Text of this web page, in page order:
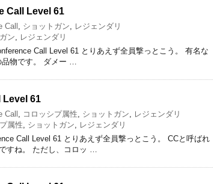
Call Level 61
Call , ショットガン, レジェンダリ
ン, レジェンダリ
Call Level 61 とりあえず全員撃っとこう。 有名な
品物です。 ダメー …
Level 61
Call , コロッシプ属性, ショットガン, レジェンダリ
属性, ショットガン, レジェンダリ
Call Level 61 とりあえず全員撃っとこう。 CCと呼ばれ
すね。 ただし、コロッ …